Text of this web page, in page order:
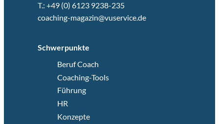
T.: +49 (0) 6123 9238-235
coaching-magazin@vuservice.de
Schwerpunkte
Beruf Coach
Coaching-Tools
Führung
HR
Konzepte